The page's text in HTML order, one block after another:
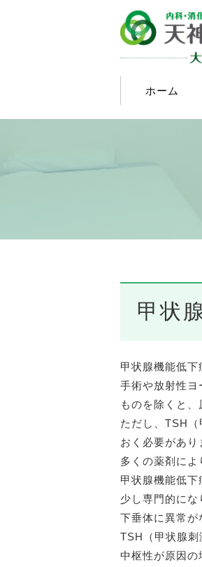
ホーム
甲状
甲状腺機能低下
手術や放射性ヨ
ものを除くと
ただし、TSH
おく必要があり
多くの薬剤によ
甲状腺機能低下
少し専門的に
下垂体に異常が
TSH（甲状腺刺
中枢性が原因の